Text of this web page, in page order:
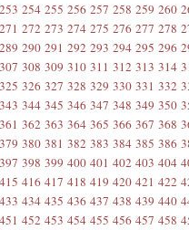
253 254 255 256 257 258 259 260
271 272 273 274 275 276 277 278
289 290 291 292 293 294 295 296
307 308 309 310 311 312 313 314
325 326 327 328 329 330 331 332
343 344 345 346 347 348 349 350
361 362 363 364 365 366 367 368
379 380 381 382 383 384 385 386
397 398 399 400 401 402 403 404
415 416 417 418 419 420 421 422
433 434 435 436 437 438 439 440
451 452 453 454 455 456 457 458